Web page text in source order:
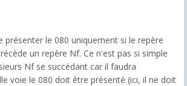
présenter le 080 uniquement si le repère
un repère Nf. Ce n'est pas si simple
Nf se succédant car il faudra
voie le 080 doit être présenté (ici, il ne doit